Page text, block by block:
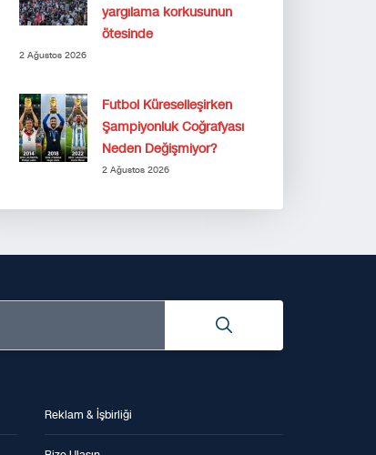
yargılama korkusunun
ötesinde
2 Ağustos 2026
Futbol Küreselleşirken
Şampiyonluk Coğrafyası
Neden Değişmiyor?
2 Ağustos 2026
Reklam & İşbirliği